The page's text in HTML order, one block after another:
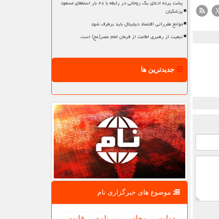
X
پشت پرده ادعای یک روحانی در رابطه با ۲۸ بار استعفای مسعود
پزشکیان
موانع مقرراتی اقتصاد دیجیتال باید برطرف شود
تبعیت از رهبری اطاعت از فرمان امام عصر(عج) است
جدیدترین ها
موضوع های خبرگزاری نام